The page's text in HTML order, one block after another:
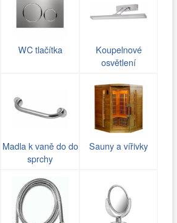
WC tlačítka
Koupelnové
osvětlení
Madla k vaně do do
sprchy
Sauny a vířivky